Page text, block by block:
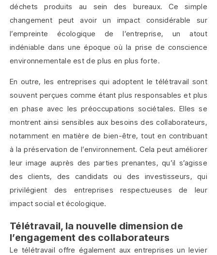
déchets produits au sein des bureaux. Ce simple
changement peut avoir un impact considérable sur
l’empreinte écologique de l’entreprise, un atout
indéniable dans une époque où la prise de conscience
environnementale est de plus en plus forte.
En outre, les entreprises qui adoptent le télétravail sont
souvent perçues comme étant plus responsables et plus
en phase avec les préoccupations sociétales. Elles se
montrent ainsi sensibles aux besoins des collaborateurs,
notamment en matière de bien-être, tout en contribuant
à la préservation de l’environnement. Cela peut améliorer
leur image auprès des parties prenantes, qu’il s’agisse
des clients, des candidats ou des investisseurs, qui
privilégient des entreprises respectueuses de leur
impact social et écologique.
Télétravail, la nouvelle dimension de
l’engagement des collaborateurs
Le télétravail offre également aux entreprises un levier